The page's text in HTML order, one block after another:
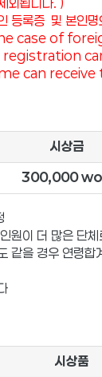
등록증 및 본인
case of
can receive
시상금
300,000
원이 더 많은 단체
같을 경우 연령합
시상품